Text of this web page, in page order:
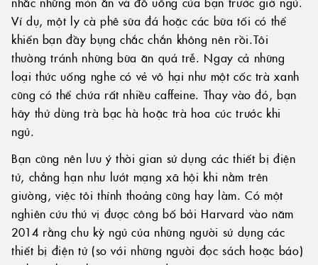
Ví dụ, một ly cà phê sữa đá hoặc các bữa tối có thể
khiến bạn đầy bụng chắc chắn không nên rồi.Tôi
thường tránh những bữa ăn quá trễ. Ngay cả những
loại thức uống nghe có vẻ vô hại như một cốc trà xanh
cũng có thể chứa rất nhiều caffeine. Thay vào đó, bạn
hãy thử dùng trà bạc hà hoặc trà hoa cúc trước khi
ngủ.
Bạn cũng nên lưu ý thời gian sử dụng các thiết bị điện
tử, chẳng hạn như lướt mạng xã hội khi nằm trên
giường, việc tôi thỉnh thoảng cũng hay làm. Có một
nghiên cứu thú vị được công bố bởi Harvard vào năm
2014 rằng chu kỳ ngủ của những người sử dụng các
thiết bị điện tử (so với những người đọc sách hoặc báo)